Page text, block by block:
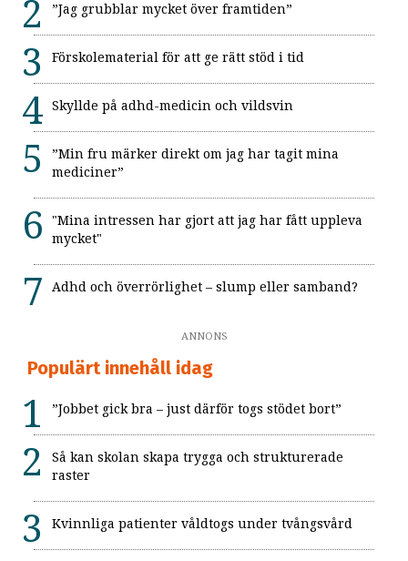
”Jag grubblar mycket över framtiden”
Förskolematerial för att ge rätt stöd i tid
Skyllde på adhd-medicin och vildsvin
”Min fru märker direkt om jag har tagit mina
mediciner”
"Mina intressen har gjort att jag har fått uppleva
mycket"
Adhd och överrörlighet – slump eller samband?
ANNONS
Populärt innehåll idag
”Jobbet gick bra – just därför togs stödet bort”
Så kan skolan skapa trygga och strukturerade
raster
Kvinnliga patienter våldtogs under tvångsvård